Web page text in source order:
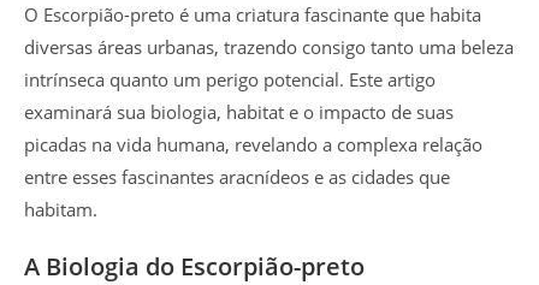
O Escorpião-preto é uma criatura fascinante que habita
diversas áreas urbanas, trazendo consigo tanto uma beleza
intrínseca quanto um perigo potencial. Este artigo
examinará sua biologia, habitat e o impacto de suas
picadas na vida humana, revelando a complexa relação
entre esses fascinantes aracnídeos e as cidades que
habitam.
A Biologia do Escorpião-preto